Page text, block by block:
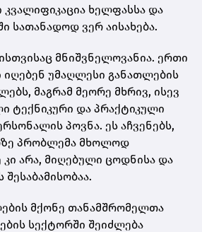
კვალიფიკაცია ხელფასსა და
სათანადოდ ვერ აისახება.
მნიშვნელოვანია. ერთი
იღებენ უმაღლესი განათლების
მაგრამ მეორე მხრივ, ისევ
ტექნიკური და პრაქტიკული
პოვნა. ეს აჩვენებს,
პრობლემა მხოლოდ
არა, მიღებული ცოდნისა და
მქონე თანამშრომელთა
სექტორში შეიძლება